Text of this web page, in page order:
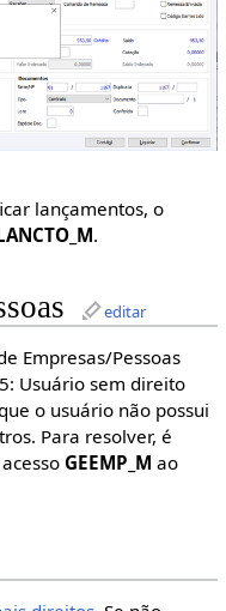
lançamentos, o
.
editar
Empresas/Pessoas
Usuário sem direito
o usuário não possui
Para resolver, é
GEEMP_M ao